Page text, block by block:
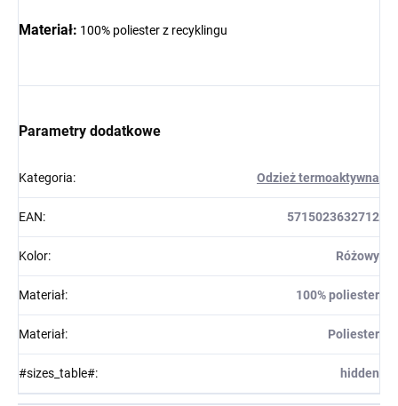
Materiał: 100% poliester z recyklingu
Parametry dodatkowe
Kategoria: Odzież termoaktywna
EAN: 5715023632712
Kolor: Różowy
Materiał: 100% poliester
Materiał: Poliester
#sizes_table#: hidden